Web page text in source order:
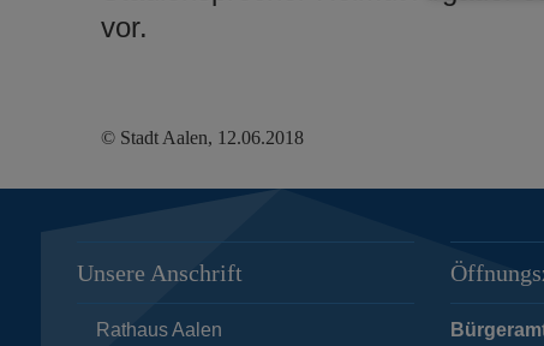
vor.
© Stadt Aalen, 12.06.2018
Unsere Anschrift
Rathaus Aalen